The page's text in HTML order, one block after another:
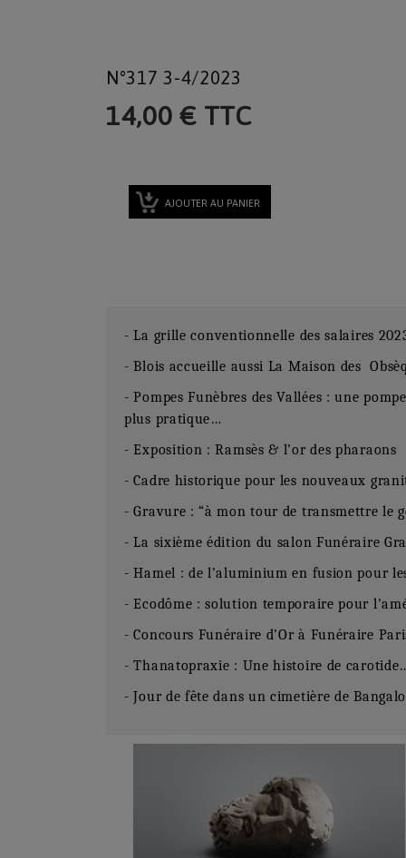
N°317 3-4/2023
14,00 € TTC
AJOUTER AU PANIER
- La grille conventionnelle des salaires
- Blois accueille aussi La Maison des
- Pompes Funèbres des Vallées : une
plus pratique…
- Exposition : Ramsès & l’or des pharaons
- Cadre historique pour les nouveaux
- Gravure : “à mon tour de transmettre le
- La sixième édition du salon Funéraire
- Hamel : de l’aluminium en fusion pour
- Ecodôme : solution temporaire pour
- Concours Funéraire d’Or à Funéraire
- Thanatopraxie : Une histoire de
- Jour de fête dans un cimetière de
Numéro Du Produit